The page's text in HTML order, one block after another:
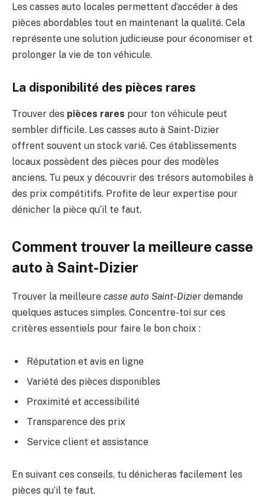
Les casses auto locales permettent d’accéder à des
pièces abordables tout en maintenant la qualité. Cela
représente une solution judicieuse pour économiser et
prolonger la vie de ton véhicule.
La disponibilité des pièces rares
Trouver des pièces rares pour ton véhicule peut
sembler difficile. Les casses auto à Saint-Dizier
offrent souvent un stock varié. Ces établissements
locaux possèdent des pièces pour des modèles
anciens. Tu peux y découvrir des trésors automobiles à
des prix compétitifs. Profite de leur expertise pour
dénicher la pièce qu’il te faut.
Comment trouver la meilleure casse
auto à Saint-Dizier
Trouver la meilleure casse auto Saint-Dizier demande
quelques astuces simples. Concentre-toi sur ces
critères essentiels pour faire le bon choix :
Réputation et avis en ligne
Variété des pièces disponibles
Proximité et accessibilité
Transparence des prix
Service client et assistance
En suivant ces conseils, tu dénicheras facilement les
pièces qu’il te faut.